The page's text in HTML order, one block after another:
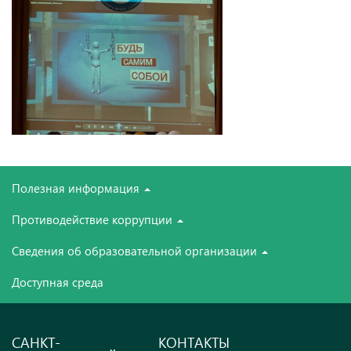
Полезная информация
Противодействие коррупции
Сведения об образовательной организации
Доступная среда
САНКТ- КОНТАКТЫ